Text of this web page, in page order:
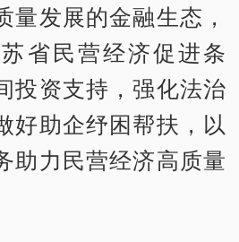
量发展的金融生态，
省民营经济促进条
投资支持，强化法治
好助企纾困帮扶，以
助力民营经济高质量